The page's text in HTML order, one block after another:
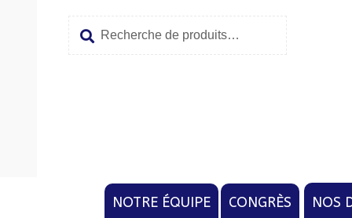
pour :
NOTRE ÉQUIPE CONGRÈS NOS